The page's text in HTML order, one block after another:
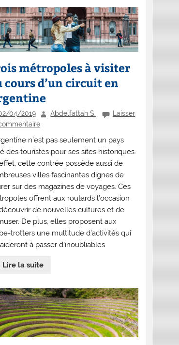
métropoles à visiter
cours d’un circuit en
04/2019 Abdelfattah S.
Laisser
n’est pas seulement un pays
des touristes pour ses sites historiques.
cette contrée possède aussi de
villes fascinantes dignes de
sur des magazines de voyages. Ces
offrent aux routards l’occasion
de nouvelles cultures et de
De plus, elles proposent aux
trotters une multitude d’activités qui
à passer d’inoubliables
Lire la suite